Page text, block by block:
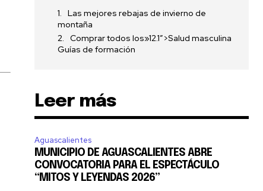
Las mejores rebajas de invierno de
montaña
Comprar todos los»12.1″>Salud masculina
Guías de formación
Leer más
Aguascalientes
MUNICIPIO DE AGUASCALIENTES ABRE
CONVOCATORIA PARA EL ESPECTÁCULO
“MITOS Y LEYENDAS 2026”